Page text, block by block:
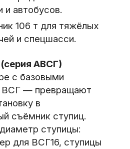
и автобусов.
106 т для тяжёлых
и спецшасси.
АВСГ)
с базовыми
ВСГ — превращают
в
съёмник ступиц.
ступицы:
для ВСГ16, ступицы